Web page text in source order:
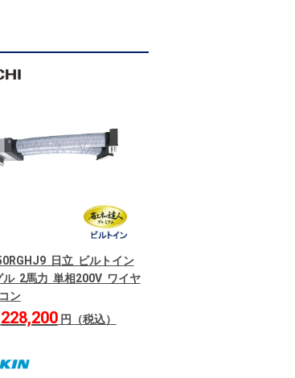
日立 ビルトイン
ル 2馬力 単相200V ワイヤ
ン
228,200円（税込）